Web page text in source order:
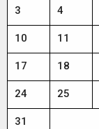
3 4
10 11
17 18
24 25
31